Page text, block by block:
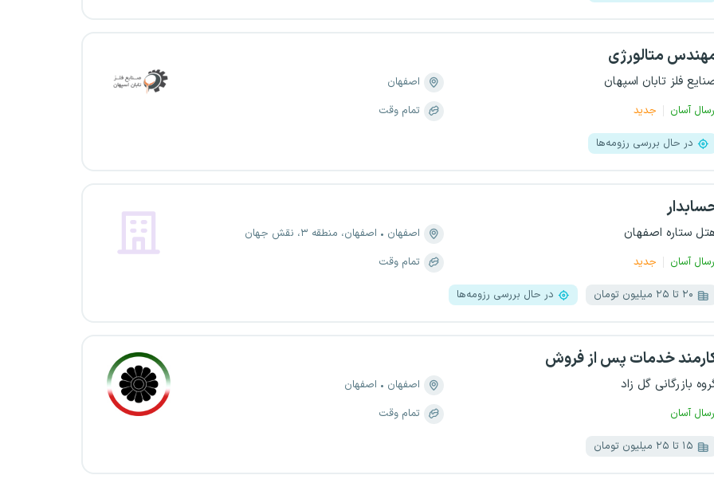
متالورژی
فلز تابان اسپهان
آسان جدید
اصفهان
تمام وقت
در حال بررسی رزومه‌ها
ستاره اصفهان
آسان جدید
اصفهان
اصفهان، منطقه ۳، نقش جهان
تمام وقت
۲۰ تا ۲۵ میلیون تومان در حال بررسی رزومه‌ها
خدمات پس از فروش
بازرگانی گل زاد
آسان
اصفهان
اصفهان
تمام وقت
۱۵ تا ۲۵ میلیون تومان